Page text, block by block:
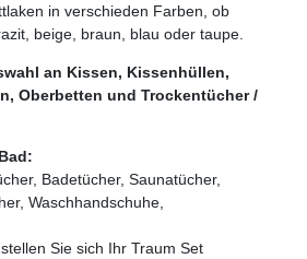
in verschieden Farben, ob
beige, braun, blau oder taupe.
an Kissen, Kissenhüllen,
Oberbetten und Trockentücher /
Badetücher, Saunatücher,
Waschhandschuhe,
Sie sich Ihr Traum Set